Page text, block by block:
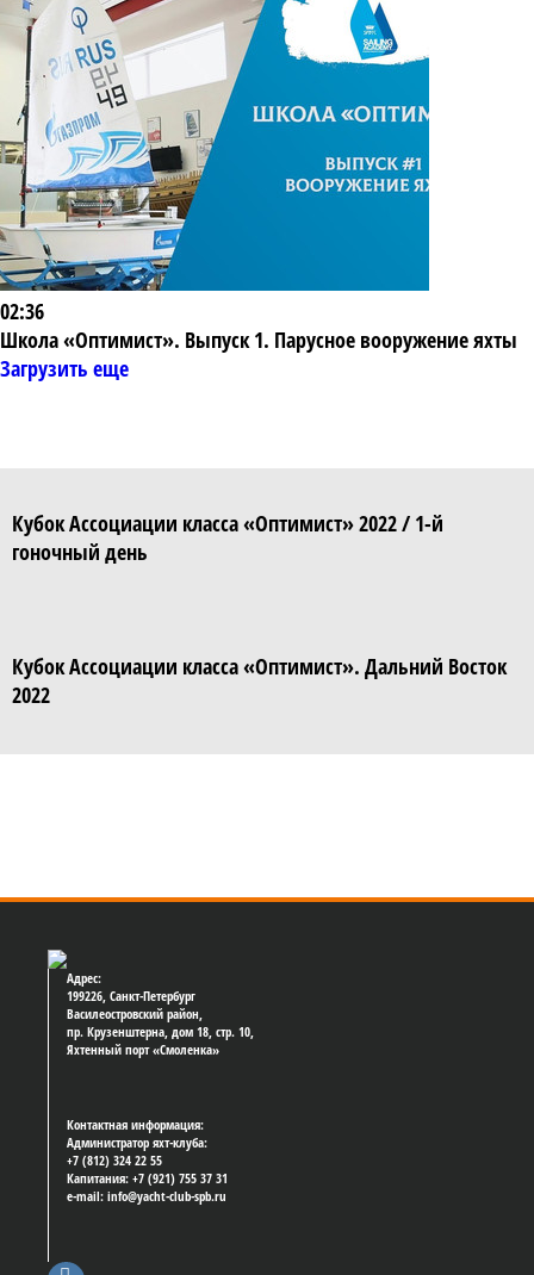
02:36
Школа «Оптимист». Выпуск 1. Парусное вооружение яхты
Загрузить еще
Кубок Ассоциации класса «Оптимист» 2022 / 1-й
гоночный день
Кубок Ассоциации класса «Оптимист». Дальний Восток
2022
Адрес:
199226, Санкт-Петербург
Василеостровский район,
пр. Крузенштерна, дом 18, стр. 10,
Яхтенный порт «Смоленка»
Контактная информация:
Администратор яхт-клуба:
+7 (812) 324 22 55
Капитания: +7 (921) 755 37 31
e-mail: info@yacht-club-spb.ru